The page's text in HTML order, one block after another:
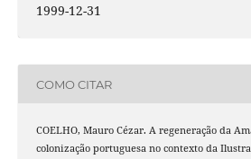
1999-12-31
COMO CITAR
COELHO, Mauro Cézar. A regeneração da
colonização portuguesa no contexto da